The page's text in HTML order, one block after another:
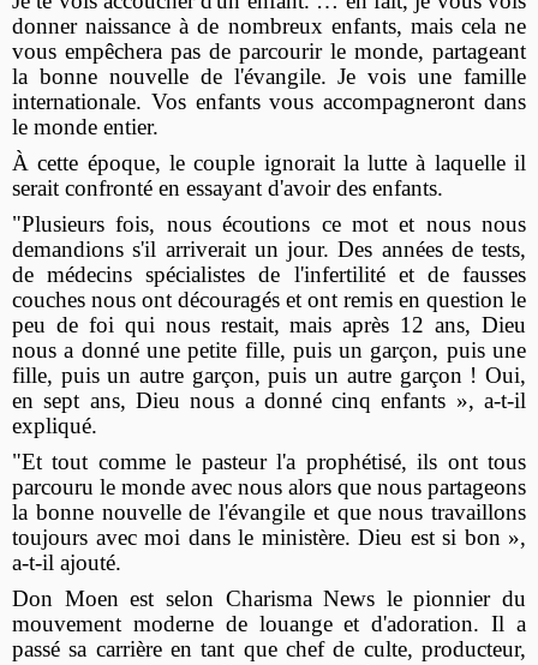
donner naissance à de nombreux enfants, mais cela ne
vous empêchera pas de parcourir le monde, partageant
la bonne nouvelle de l'évangile. Je vois une famille
internationale. Vos enfants vous accompagneront dans
le monde entier.
À cette époque, le couple ignorait la lutte à laquelle il
serait confronté en essayant d'avoir des enfants.
"Plusieurs fois, nous écoutions ce mot et nous nous
demandions s'il arriverait un jour. Des années de tests,
de médecins spécialistes de l'infertilité et de fausses
couches nous ont découragés et ont remis en question le
peu de foi qui nous restait, mais après 12 ans, Dieu
nous a donné une petite fille, puis un garçon, puis une
fille, puis un autre garçon, puis un autre garçon ! Oui,
en sept ans, Dieu nous a donné cinq enfants », a-t-il
expliqué.
"Et tout comme le pasteur l'a prophétisé, ils ont tous
parcouru le monde avec nous alors que nous partageons
la bonne nouvelle de l'évangile et que nous travaillons
toujours avec moi dans le ministère. Dieu est si bon »,
a-t-il ajouté.
Don Moen est selon Charisma News le pionnier du
mouvement moderne de louange et d'adoration. Il a
passé sa carrière en tant que chef de culte, producteur,